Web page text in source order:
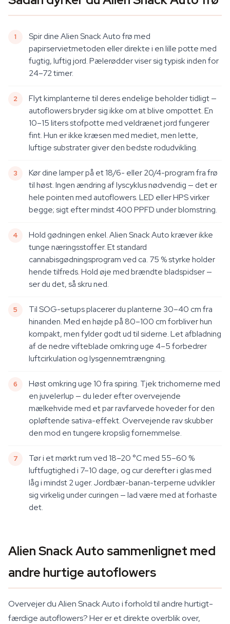
Spir dine Alien Snack Auto frø med
papirservietmetoden eller direkte i en lille potte med
fugtig, luftig jord. Pælerødder viser sig typisk inden for
24–72 timer.
Flyt kimplanterne til deres endelige beholder tidligt —
autoflowers bryder sig ikke om at blive ompottet. En
10–15 liters stofpotte med veldrænet jord fungerer
fint. Hun er ikke kræsen med mediet, men lette,
luftige substrater giver den bedste rodudvikling.
Kør dine lamper på et 18/6- eller 20/4-program fra frø
til høst. Ingen ændring af lyscyklus nødvendig — det er
hele pointen med autoflowers. LED eller HPS virker
begge; sigt efter mindst 400 PPFD under blomstring.
Hold gødningen enkel. Alien Snack Auto kræver ikke
tunge næringsstoffer. Et standard
cannabisgødningsprogram ved ca. 75 % styrke holder
hende tilfreds. Hold øje med brændte bladspidser —
ser du det, så skru ned.
Til SOG-setups placerer du planterne 30–40 cm fra
hinanden. Med en højde på 80–100 cm forbliver hun
kompakt, men fylder godt ud til siderne. Let afbladning
af de nedre vifteblade omkring uge 4–5 forbedrer
luftcirkulation og lysgennemtrængning.
Høst omkring uge 10 fra spiring. Tjek trichomerne med
en juvelerlup — du leder efter overvejende
mælkehvide med et par ravfarvede hoveder for den
opløftende sativa-effekt. Overvejende rav skubber
den mod en tungere kropslig fornemmelse.
Tør i et mørkt rum ved 18–20 °C med 55–60 %
luftfugtighed i 7–10 dage, og cur derefter i glas med
låg i mindst 2 uger. Jordbær-banan-terperne udvikler
sig virkelig under curingen — lad være med at forhaste
det.
Alien Snack Auto sammenlignet med
andre hurtige autoflowers
Overvejer du Alien Snack Auto i forhold til andre hurtigt-
færdige autoflowers? Her er et direkte overblik over,